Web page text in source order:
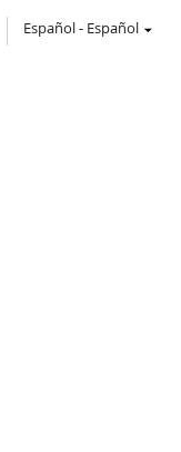
Español- Español